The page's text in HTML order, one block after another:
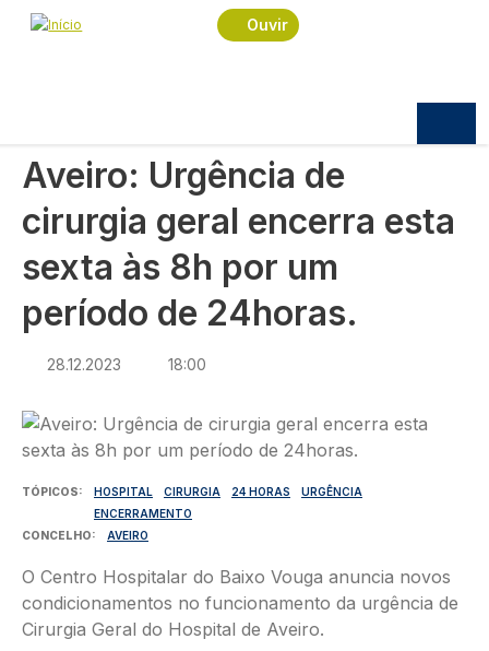
Passar para o conteúdo principal
Ouvir
Navegação estrutural
Início
Sociedade
Aveiro: Urgência de cirurgia geral encerra esta
Aveiro: Urgência de
cirurgia geral encerra esta
sexta às 8h por um
período de 24horas.
28.12.2023 18:00
Imagem
TÓPICOS HOSPITAL CIRURGIA 24 HORAS
URGÊNCIA
ENCERRAMENTO
CONCELHO
AVEIRO
O Centro Hospitalar do Baixo Vouga anuncia novos
condicionamentos no funcionamento da urgência de
Cirurgia Geral do Hospital de Aveiro.